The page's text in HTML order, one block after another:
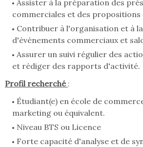
Assister à la préparation des
commerciales et des
Contribuer à l'organisation et à
d'événements commerciaux et
Assurer un suivi régulier des
et rédiger des rapports d'activité.
Profil recherché :
Étudiant(e) en école de
marketing ou équivalent.
Niveau BTS ou Licence
Forte capacité d'analyse et de